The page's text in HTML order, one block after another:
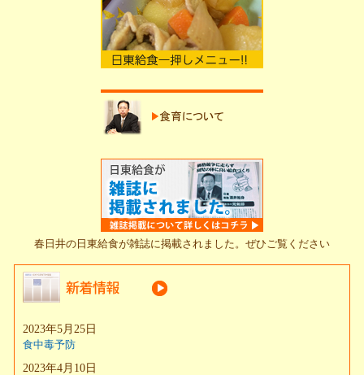
春日井の日東給食が雑誌に掲載されました。ぜひご覧ください
2023年5月25日
食中毒予防
2023年4月10日